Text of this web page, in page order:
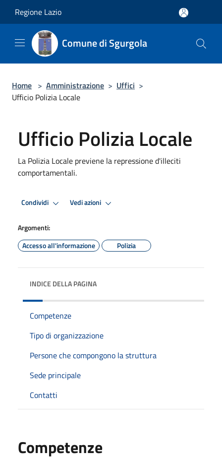
Regione Lazio
Comune di Sgurgola
Home > Amministrazione > Uffici >
Ufficio Polizia Locale
Ufficio Polizia Locale
La Polizia Locale previene la repressione d'illeciti
comportamentali.
Condividi Vedi azioni
Argomenti:
Accesso all'informazione
Polizia
INDICE DELLA PAGINA
Competenze
Tipo di organizzazione
Persone che compongono la struttura
Sede principale
Contatti
Competenze